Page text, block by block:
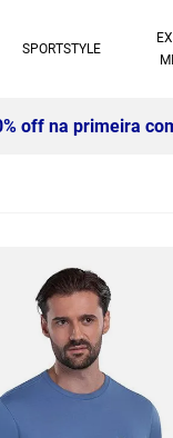
SPORTSTYLE
off na primeira